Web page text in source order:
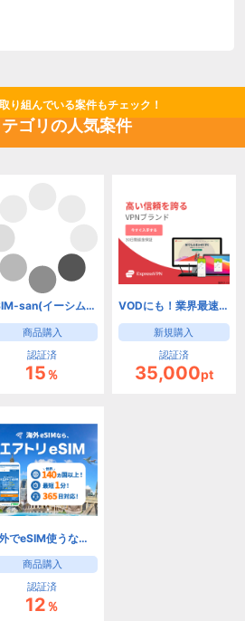
り組んでいる案件もチェック！
ゴリの人気案件
eSIM-san(イーシムさん)
商品購入
認証済
15％
VODにも！業界最速、安全・匿名VPNサービス【ExpressVPN】
新規購入
認証済
35,000pt
海外でeSIM使うなら【エアトリeSIM】
商品購入
認証済
12％